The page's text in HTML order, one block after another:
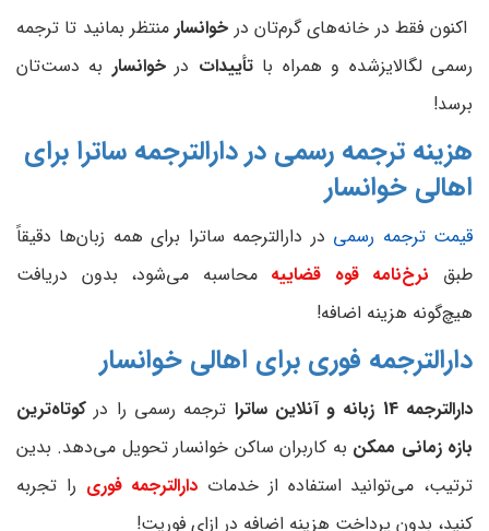
اکنون فقط در خانه‌های گرم‌تان در خوانسارمنتظر بمانید تا ترجمه
رسمی لگالایزشده و همراه باتأییدات درخوانسار به دست‌تان
برسد!
هزینه ترجمه رسمی در دارالترجمه ساترا برای
اهالی خوانسار
قیمت ترجمه رسمی در دارالترجمه ساترا برای همه زبان‌ها دقیقاً
طبق نرخ‌نامه قوه قضاییهمحاسبه می‌شود، بدون دریافت
هیچ‌گونه هزینه اضافه!
دارالترجمه فوری برای اهالی خوانسار
دارالترجمه 14 زبانه و آنلاین ساترا ترجمه رسمی را در کوتاه‌ترین
بازه زمانی ممکن به کاربران ساکن خوانسار تحویل می‌دهد. بدین
ترتیب، می‌توانید استفاده از خدمات دارالترجمه فوری را تجربه
کنید، بدون پرداخت هزینه اضافه در ازای فوریت!